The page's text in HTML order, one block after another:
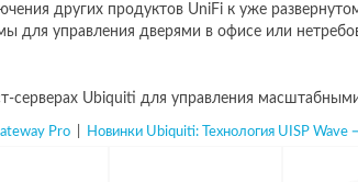
других продуктов UniFi к уже
для управления дверями в офисе или
серверах Ubiquiti для управления
Pro| Новинки Ubiquiti: Технология UISP Wave